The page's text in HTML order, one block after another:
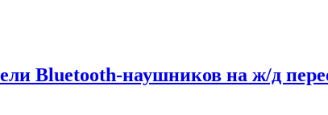
Bluetooth-наушников на ж/д